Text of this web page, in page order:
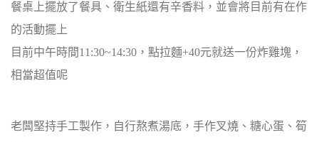
餐桌上擺放了餐具、衛生紙還有辛香料，並會將目前有在作
的活動擺上
目前中午時間11:30~14:30，點拉麵+40元就送一份炸雞塊，
相當超值呢
老闆堅持手工製作，自行熬煮湯底，手作叉燒、糖心蛋、筍